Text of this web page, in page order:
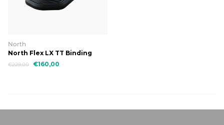
North
North Flex LX TT Binding
€229,00 €160,00